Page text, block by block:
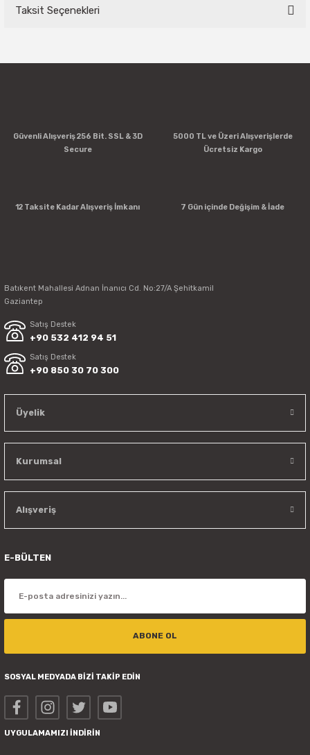
Yorum Yaz
Taksit Seçenekleri
Güvenli Alışveriş 256 Bit. SSL & 3D
Secure
5000 TL ve Üzeri Alışverişlerde
Ücretsiz Kargo
12 Taksite Kadar Alışveriş İmkanı 7 Gün içinde Değişim & İade
Batıkent Mahallesi Adnan İnanıcı Cd. No:27/A Şehitkamil
Gaziantep
Satış Destek
+90 532 412 94 51
Satış Destek
+90 850 30 70 300
Üyelik
Kurumsal
Alışveriş
E-BÜLTEN
ABONE OL
SOSYAL MEDYADA BİZİ TAKİP EDİN
UYGULAMAMIZI İNDİRİN